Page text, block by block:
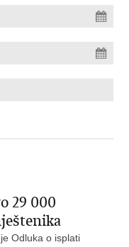
29 000
Odluka o isplati